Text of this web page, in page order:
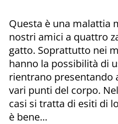
Questa è una malattia
nostri amici a quattro
gatto. Soprattutto nei
hanno la possibilità di
rientrano presentando
vari punti del corpo.
casi si tratta di esiti di
è bene...